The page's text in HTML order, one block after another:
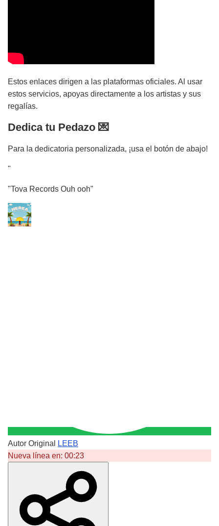
Estos enlaces dirigen a las plataformas oficiales. Al usar
estos servicios, apoyas directamente a los artistas y sus
regalías.
Dedica tu Pedazo 💌
Para la dedicatoria personalizada, ¡usa el botón de abajo!
"
"Tova Records Ouh ooh"
Autor Original
LEEB
Nueva línea en: 00:23